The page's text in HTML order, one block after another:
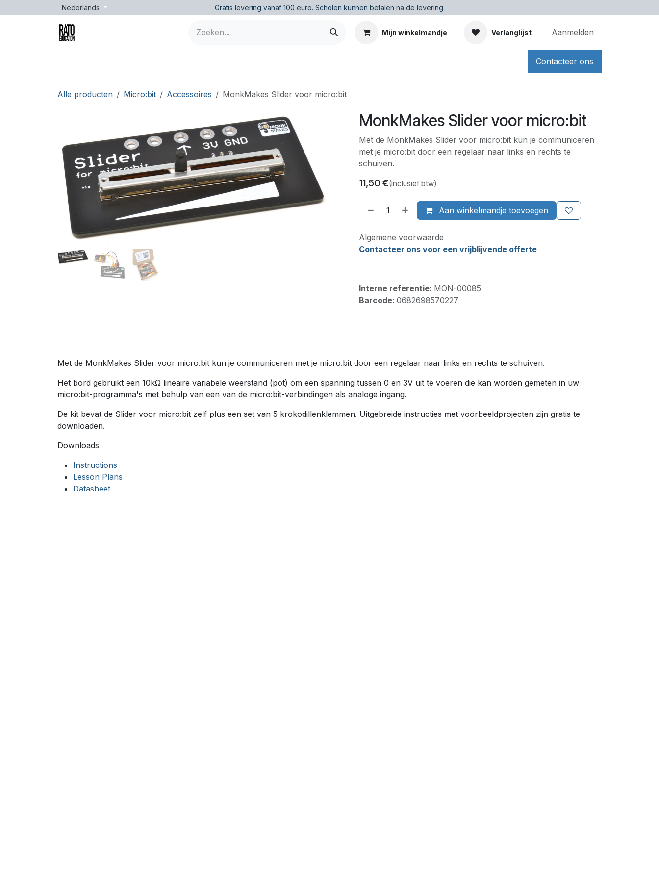
Overslaan naar inhoud
Nederlands Gratis levering vanaf 100 euro. Scholen kunnen betalen na de levering.
Mijn winkelmandje Verlanglijst Aanmelden
Contacteer ons
Alle producten Micro:bit Accessoires MonkMakes Slider voor micro:bit
MonkMakes Slider voor micro:bit
Met de MonkMakes Slider voor micro:bit kun je communiceren
met je micro:bit door een regelaar naar links en rechts te
schuiven.
11,50 €(Inclusief btw)
Aan winkelmandje toevoegen
Algemene voorwaarde
Contacteer ons voor een vrijblijvende offerte
Interne referentie: MON-00085
Barcode: 0682698570227
Met de MonkMakes Slider voor micro:bit kun je communiceren met je micro:bit door een regelaar naar links en rechts te schuiven.
Het bord gebruikt een 10kΩ lineaire variabele weerstand (pot) om een ​​spanning tussen 0 en 3V uit te voeren die kan worden gemeten in uw
micro:bit-programma's met behulp van een van de micro:bit-verbindingen als analoge ingang.
De kit bevat de Slider voor micro:bit zelf plus een set van 5 krokodillenklemmen. Uitgebreide instructies met voorbeeldprojecten zijn gratis te
downloaden.
Downloads
Instructions
Lesson Plans
Datasheet